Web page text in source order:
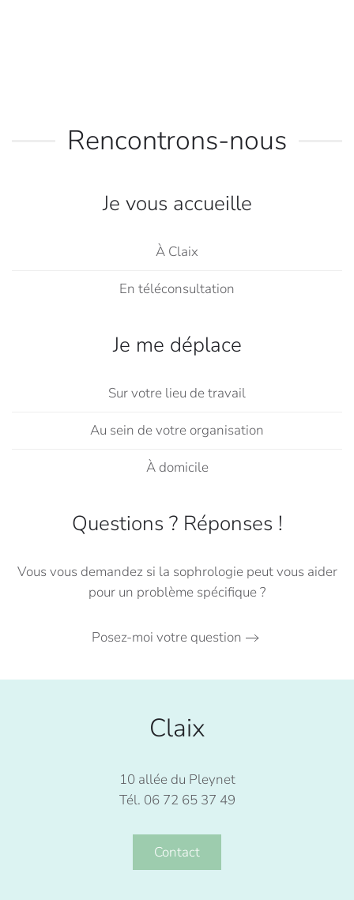
Rencontrons-nous
Je vous accueille
À Claix
En téléconsultation
Je me déplace
Sur votre lieu de travail
Au sein de votre organisation
À domicile
Questions ? Réponses !
Vous vous demandez si la sophrologie peut vous aider
pour un problème spécifique ?
Posez-moi votre question
Claix
10 allée du Pleynet
Tél. 06 72 65 37 49
Contact